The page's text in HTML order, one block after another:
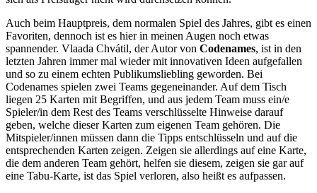
Auch beim Hauptpreis, dem normalen Spiel des Jahres, gibt es einen
Favoriten, dennoch ist es hier in meinen Augen noch etwas
spannender. Vlaada Chvátil, der Autor von Codenames, ist in den
letzten Jahren immer mal wieder mit innovativen Ideen aufgefallen
und so zu einem echten Publikumsliebling geworden. Bei
Codenames spielen zwei Teams gegeneinander. Auf dem Tisch
liegen 25 Karten mit Begriffen, und aus jedem Team muss ein/e
Spieler/in dem Rest des Teams verschlüsselte Hinweise darauf
geben, welche dieser Karten zum eigenen Team gehören. Die
Mitspieler/innen müssen dann die Tipps entschlüsseln und auf die
entsprechenden Karten zeigen. Zeigen sie allerdings auf eine Karte,
die dem anderen Team gehört, helfen sie diesem, zeigen sie gar auf
eine Tabu-Karte, ist das Spiel verloren, also heißt es aufpassen.